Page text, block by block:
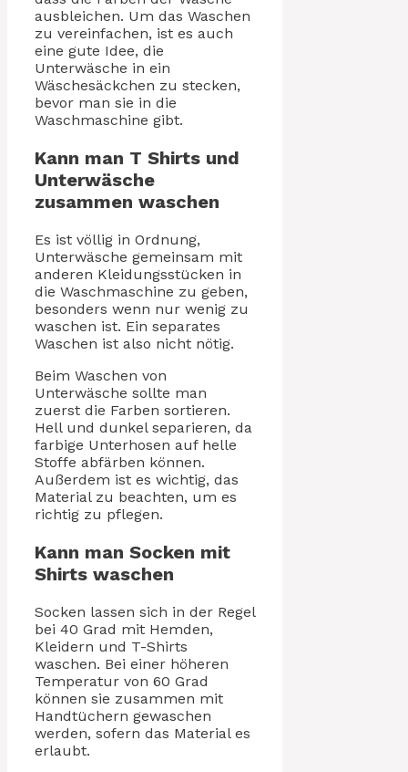
ausbleichen. Um das Waschen
zu vereinfachen, ist es auch
eine gute Idee, die
Unterwäsche in ein
Wäschesäckchen zu stecken,
bevor man sie in die
Waschmaschine gibt.
Kann man T Shirts und
Unterwäsche
zusammen waschen
Es ist völlig in Ordnung,
Unterwäsche gemeinsam mit
anderen Kleidungsstücken in
die Waschmaschine zu geben,
besonders wenn nur wenig zu
waschen ist. Ein separates
Waschen ist also nicht nötig.
Beim Waschen von
Unterwäsche sollte man
zuerst die Farben sortieren.
Hell und dunkel separieren, da
farbige Unterhosen auf helle
Stoffe abfärben können.
Außerdem ist es wichtig, das
Material zu beachten, um es
richtig zu pflegen.
Kann man Socken mit
Shirts waschen
Socken lassen sich in der Regel
bei 40 Grad mit Hemden,
Kleidern und T-Shirts
waschen. Bei einer höheren
Temperatur von 60 Grad
können sie zusammen mit
Handtüchern gewaschen
werden, sofern das Material es
erlaubt.